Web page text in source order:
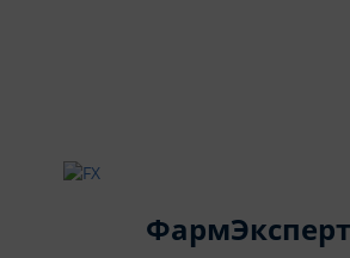
ФармЭксперт